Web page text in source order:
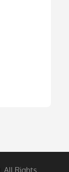
. All Rights